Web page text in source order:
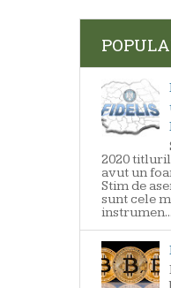
2020
avut un
Stim de
sunt cele
instrumen...